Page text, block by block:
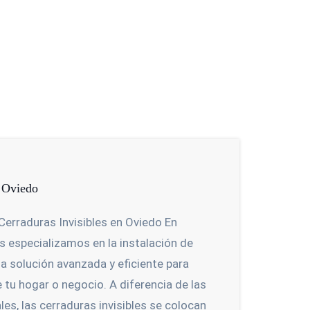
Invisibles en Oviedo En
especializamos en la instalación de
solución avanzada y eficiente para
hogar o negocio. A diferencia de las
las cerraduras invisibles se colocan